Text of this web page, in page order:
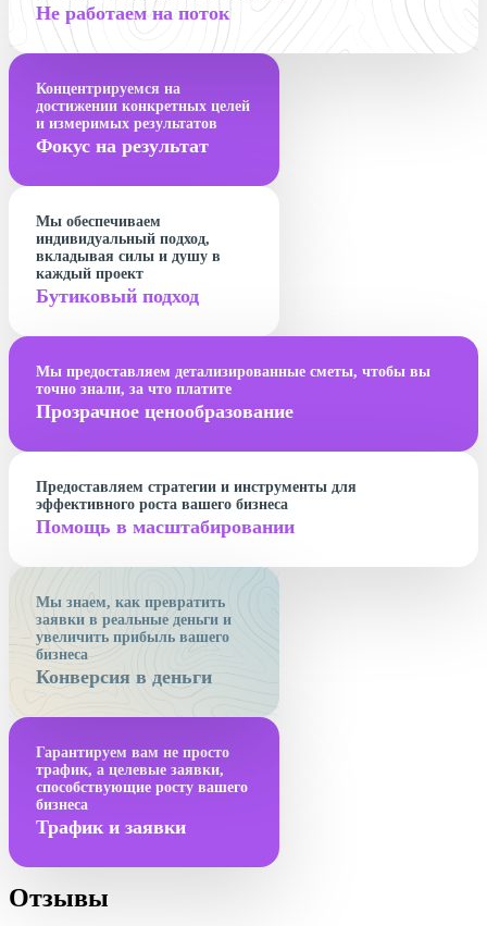
Не работаем на поток
Концентрируемся на
достижении конкретных целей
и измеримых результатов
Фокус на результат
Мы обеспечиваем
индивидуальный подход,
вкладывая силы и душу в
каждый проект
Бутиковый подход
Мы предоставляем детализированные сметы, чтобы вы
точно знали, за что платите
Прозрачное ценообразование
Предоставляем стратегии и инструменты для
эффективного роста вашего бизнеса
Помощь в масштабировании
Мы знаем, как превратить
заявки в реальные деньги и
увеличить прибыль вашего
бизнеса
Конверсия в деньги
Гарантируем вам не просто
трафик, а целевые заявки,
способствующие росту вашего
бизнеса
Трафик и заявки
Отзывы